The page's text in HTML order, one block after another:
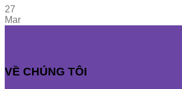
27
Mar
VỀ CHÚNG TÔI